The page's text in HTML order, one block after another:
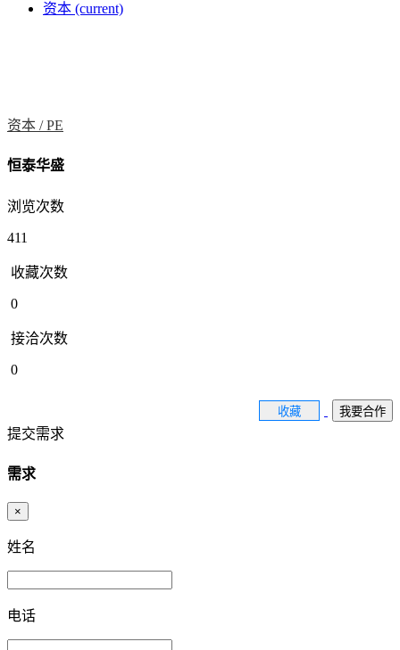
资本 (current)
资本 /PE
恒泰华盛
浏览次数
411
收藏次数
0
接洽次数
0
收藏 我要合作
提交需求
需求
×
姓名
电话